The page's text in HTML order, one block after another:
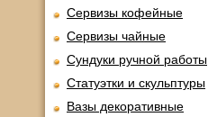
Сервизы кофейные
Сервизы чайные
Сундуки ручной работы
Статуэтки и скульптуры
Вазы декоративные